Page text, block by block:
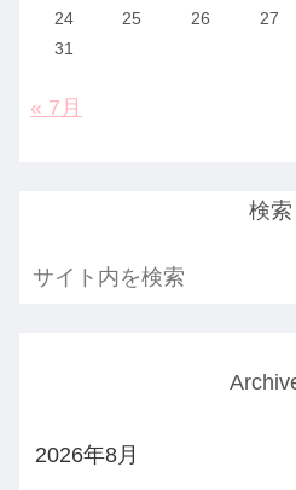
24
25 26 27
31
« 7月
検索
2026年8月